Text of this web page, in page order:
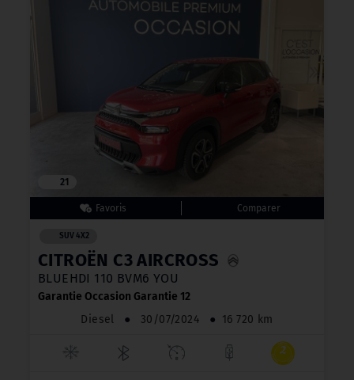
21
SUV 4X2
CITROËN C3 AIRCROSS
BLUEHDI 110 BVM6 YOU
Garantie Occasion Garantie 12
Diesel
● 30/07/2024 ● 16 720 km